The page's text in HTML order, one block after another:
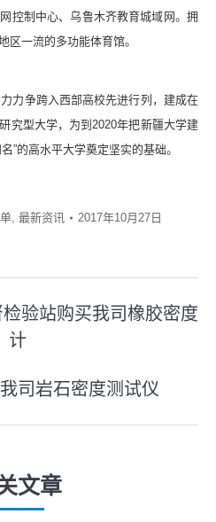
控制中心、乌鲁木齐教育城域网。拥
区一流的多功能体育馆。
力争跨入西部高校先进行列，建成在
究型大学，为到2020年把新疆大学建
”的高水平大学奠定坚实的基础。
, 最新资讯 2017年10月27日
上
篇
验站购买我司橡胶密度
计
下
一
文
章：
司岩石密度测试仪
文章